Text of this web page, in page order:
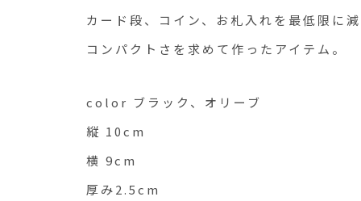
カード段、コイン、お札入れを最低限に
コンパクトさを求めて作ったアイテム。
color ブラック、オリーブ
縦 10cm
横 9cm
厚み2.5cm